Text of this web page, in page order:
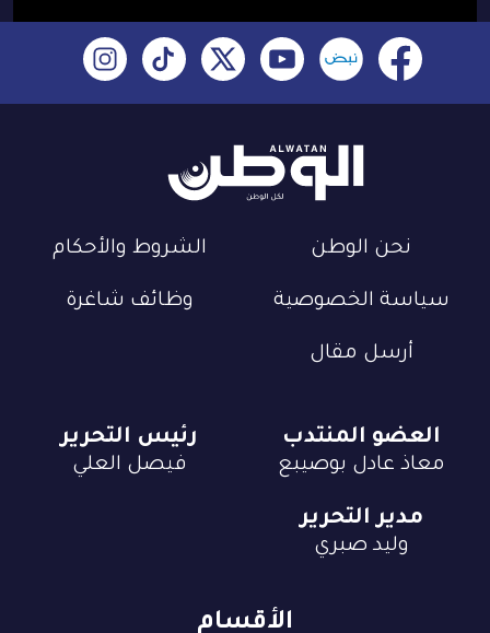
نحن الوطن الشروط والأحكام
سياسة الخصوصية وظائف شاغرة
أرسل مقال
الأقسام
العضو المنتدب
معاذ عادل بوصيبع
رئيس التحرير
فيصل العلي
مدير التحرير
وليد صبري